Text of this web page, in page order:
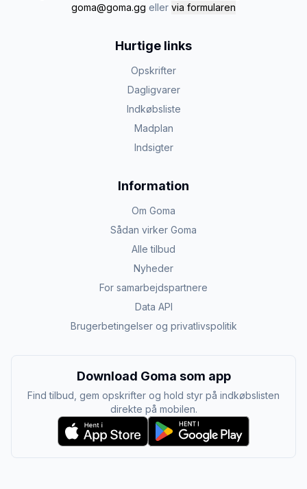
goma@goma.gg eller via formularen
Hurtige links
Opskrifter
Dagligvarer
Indkøbsliste
Madplan
Indsigter
Information
Om Goma
Sådan virker Goma
Alle tilbud
Nyheder
For samarbejdspartnere
Data API
Brugerbetingelser og privatlivspolitik
Download Goma som app
Find tilbud, gem opskrifter og hold styr på indkøbslisten
direkte på mobilen.